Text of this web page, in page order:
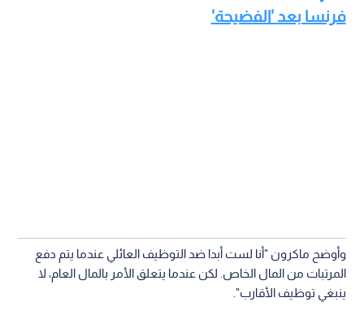
فرنسا بعد 'الفضيحة'
وأوضح ماكرون "أنا لست أبدا ضد التوظيف العائلي عندما يتم دفع
المرتبات من المال الخاص. لكن عندما يتعلق الأمر بالمال العام، لا
ينبغي توظيف الأقارب".